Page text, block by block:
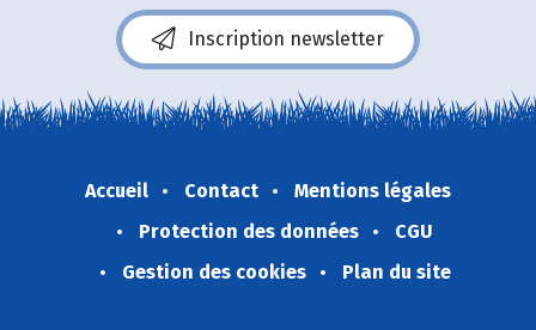
Inscription newsletter
Accueil Contact
Mentions légales
Protection des données
CGU
Gestion des cookies
Plan du site